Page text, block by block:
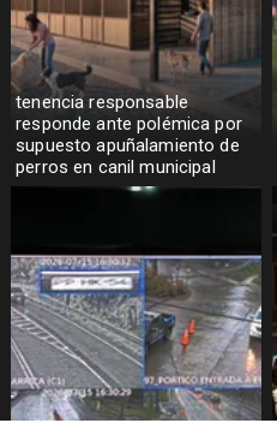
tenencia responsable
responde ante polémica por
supuesto apuñalamiento de
perros en canil municipal